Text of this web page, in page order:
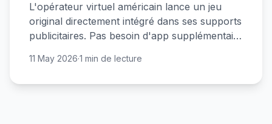
L'opérateur virtuel américain lance un jeu
original directement intégré dans ses supports
publicitaires. Pas besoin d'app supplémentaire
11 May 2026·1 min de lecture